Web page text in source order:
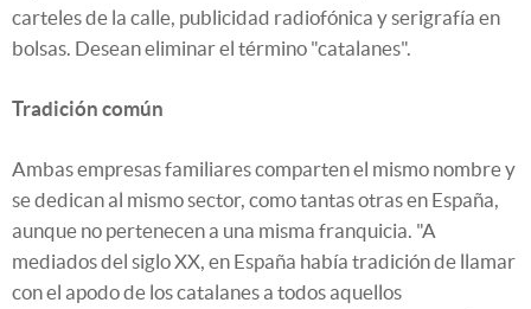
carteles de la calle, publicidad radiofónica y serigrafía en
bolsas. Desean eliminar el término "catalanes".
Tradición común
Ambas empresas familiares comparten el mismo nombre y
se dedican al mismo sector, como tantas otras en España,
aunque no pertenecen a una misma franquicia. "A
mediados del siglo XX, en España había tradición de llamar
con el apodo de los catalanes a todos aquellos